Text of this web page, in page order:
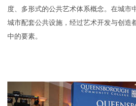
度、多形式的公共艺术体系概念。在城市
城市配套公共设施，经过艺术开发与创造
中的要素。